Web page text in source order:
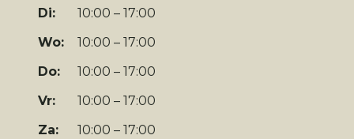
Di:
10:00 – 17:00
Wo:
10:00 – 17:00
Do:
10:00 – 17:00
Vr:
10:00 – 17:00
Za:
10:00 – 17:00